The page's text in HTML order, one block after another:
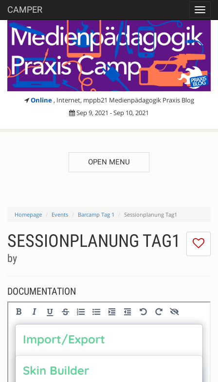
CAMPER
Online , Internet, mppb21 Medienpädagogik Praxis Blog
Sep 9, 2021 - Sep 10, 2021
OPEN MENU
Homepage Events Barcamp Tag 1 Sessionplanung Tag1
I
SESSIONPLANUNG TAG1
by
DOCUMENTATION